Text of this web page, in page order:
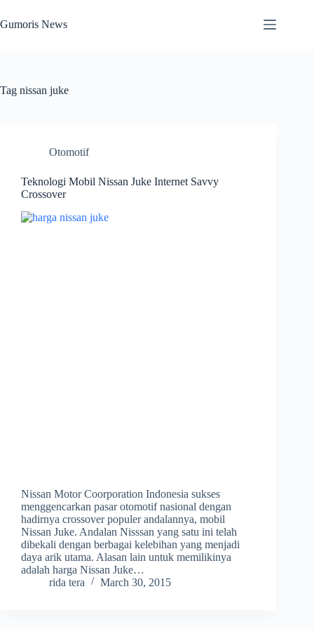
to
content
Gumoris News
Tag nissan juke
Otomotif
Teknologi Mobil Nissan Juke Internet Savvy
Crossover
Nissan Motor Coorporation Indonesia sukses
menggencarkan pasar otomotif nasional dengan
hadirnya crossover populer andalannya, mobil
Nissan Juke. Andalan Nisssan yang satu ini telah
dibekali dengan berbagai kelebihan yang menjadi
daya arik utama. Alasan lain untuk memilikinya
adalah harga Nissan Juke…
rida tera
March 30, 2015